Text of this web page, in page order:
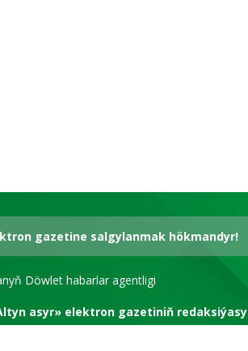
gazetine salgylanmak hökmandyr!
Döwlet habarlar agentligi
asyr» elektron gazetiniň redaksiýasy